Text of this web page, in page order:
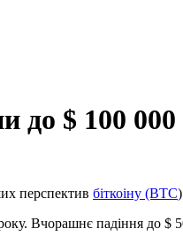
$ 100 000
перспектив біткоіну (BTC
Вчорашнє падіння до $